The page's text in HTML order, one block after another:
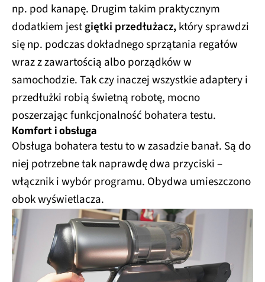
np. pod kanapę. Drugim takim praktycznym
dodatkiem jestgiętki przedłużacz,który sprawdzi
się np. podczas dokładnego sprzątania regałów
wraz z zawartością albo porządków w
samochodzie. Tak czy inaczej wszystkie adaptery i
przedłużki robią świetną robotę, mocno
poszerzając funkcjonalność bohatera testu.
Komfort i obsługa
Obsługa bohatera testu to w zasadzie banał. Są do
niej potrzebne tak naprawdę dwa przyciski –
włącznik i wybór programu. Obydwa umieszczono
obok wyświetlacza.